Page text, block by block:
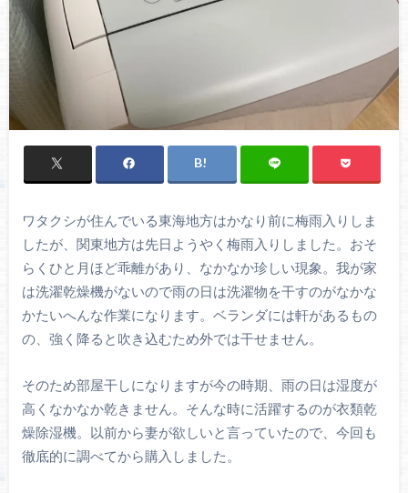
ワタクシが住んでいる東海地方はかなり前に梅雨入りしま
したが、関東地方は先日ようやく梅雨入りしました。おそ
らくひと月ほど乖離があり、なかなか珍しい現象。我が家
は洗濯乾燥機がないので雨の日は洗濯物を干すのがなかな
かたいへんな作業になります。ベランダには軒があるもの
の、強く降ると吹き込むため外では干せません。
そのため部屋干しになりますが今の時期、雨の日は湿度が
高くなかなか乾きません。そんな時に活躍するのが衣類乾
燥除湿機。以前から妻が欲しいと言っていたので、今回も
徹底的に調べてから購入しました。